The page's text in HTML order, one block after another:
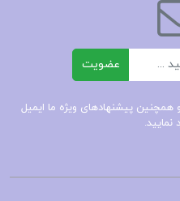
عضویت
همچنین پیشنهادهای ویژه ما ایمیل
نمایید.